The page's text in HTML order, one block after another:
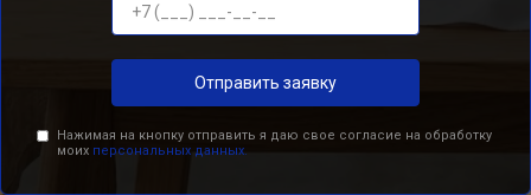
Отправить заявку
Нажимая на кнопку отправить я даю свое согласие на обработку
моих персональных данных.